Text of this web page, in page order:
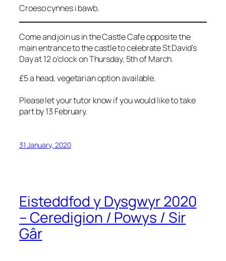
Croeso cynnes i bawb.
Come and join us in the Castle Cafe opposite the
main entrance to the castle to celebrate St David’s
Day at 12 o’clock on Thursday, 5th of March.
£5 a head, vegetarian option available.
Please let your tutor know if you would like to take
part by 13 February.
31 January, 2020
Eisteddfod y Dysgwyr 2020
– Ceredigion / Powys / Sir
Gâr